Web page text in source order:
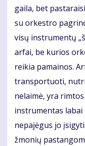
gaila, bet
su orkestro
visų instrumentų
arfai, be kurios
reikia pamainos.
transportuoti,
nelaimė, yra
instrumentas
nepajėgus jo
žmonių